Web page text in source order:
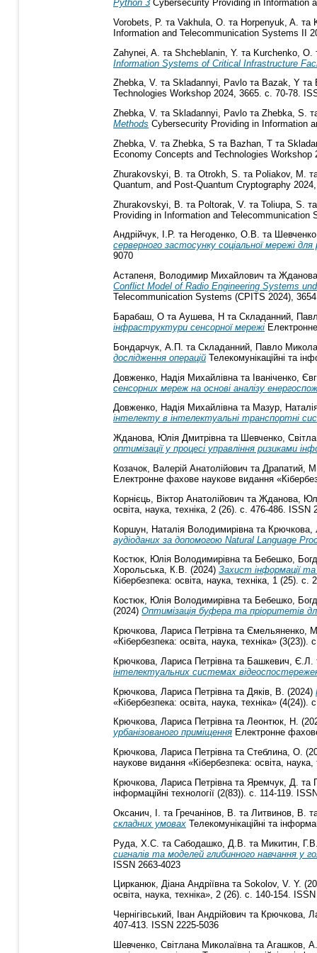
Python 3 Cybersecurity Providing in Information
Vorobets, P. та Vakhula, O. та Horpenyuk, A. та
Information and Telecommunication Systems II
Zahynei, A. та Shcheblanin, Y. та Kurchenko, O.
Information Systems of Critical Infrastructure
Zhebka, V. та Skladannyi, Pavlo та Bazak, Y та
Technologies Workshop 2024, 3665. с. 70-78.
Zhebka, V. та Skladannyi, Pavlo та Zhebka, S.
Methods Cybersecurity Providing in Information
Zhebka, V. та Zhebka, S та Bazhan, T та
Economy Concepts and Technologies
Zhurakovskyi, B. та Otrokh, S. та Poliakov, M.
Quantum, and Post-Quantum Cryptography
Zhurakovskyi, B. та Poltorak, V. та Toliupa, S.
Providing in Information and
Андрійчук, І.Р. та Негоденко, О.В. та
серверного застосунку соціальної мережі
9070
Астапеня, Володимир Михайлович та
Conflict Model of Radio Engineering Systems
Telecommunication Systems (CPITS 2024),
Барабаш, О та Аушева, Н та Складанний,
інфраструктури сенсорної мережі
Бондарчук, А.П.
та Складанний, Павло
дослідження операцій Телекомунікаційні та
Довженко, Надія Михайлівна та Іваніченко,
сенсорних мереж на основі аналізу
Довженко, Надія Михайлівната Мазур,
інтелекту в інтелектуальні транспортні
Жданова, Юлія Дмитрівната Шевченко,
оптимізації у процесі управління ризиками
Козачок, Валерій Анатолійович та Драпатий,
Електронне фахове наукове видання
Корнієць, Віктор Анатолійович та Жданова,
освіта, наука, техніка, 2 (26). с. 476-486. ISSN
Коршун, Наталія Володимирівна та Крючкова,
аудіоданих за допомогою Natural Language
Костюк, Юлія Володимирівната Бебешко,
Хорольська, К.В. (2024) Захист інформації
Кібербезпека: освіта, наука, техніка, 1 (25).
Костюк, Юлія Володимирівната Бебешко,
(2024) Оптимізація буфера та пріоритетів
Крючкова, Лариса Петрівната Ємельяненко,
«Кібербезпека: освіта, наука, техніка»
Крючкова, Лариса Петрівна та Башкевич, Є.Л.
інтелектуальних системах
Крючкова, Лариса Петрівна та Дяків, В. (2024)
«Кібербезпека: освіта, наука, техніка»
Крючкова, Лариса Петрівната Леонтюк, Н.
урбанізованого приміщення Електронне
Крючкова, Лариса Петрівната Стеблина, О.
наукове видання «Кібербезпека: освіта,
Крючкова, Лариса Петрівна та Яремчук, Д. та
інформаційні технології (2(83)). с. 114-119.
Оксанич, І.
та Гречанінов, В. та Литвинов, В.
складних умовах Телекомунікаційні та
Руда, Х.С. та Сабодашко, Д.В. та Микитин,
сигналів та моделей глибинного навчання у
ISSN 2663-4023
Цирканюк, Діана Андріївната Sokolov, V. Y.
освіта, наука, техніка», 2 (26). с. 140-154.
Чернігівський, Іван Андрійович та Крючкова,
407-413. ISSN 2225-5036
Шевченко, Світлана Миколаївна та Агашков,